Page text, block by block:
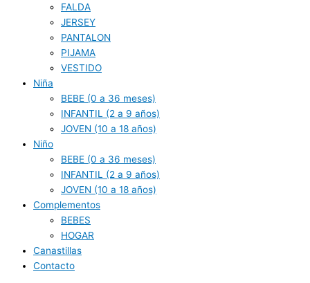
FALDA
JERSEY
PANTALON
PIJAMA
VESTIDO
Niña
BEBE (0 a 36 meses)
INFANTIL (2 a 9 años)
JOVEN (10 a 18 años)
Niño
BEBE (0 a 36 meses)
INFANTIL (2 a 9 años)
JOVEN (10 a 18 años)
Complementos
BEBES
HOGAR
Canastillas
Contacto